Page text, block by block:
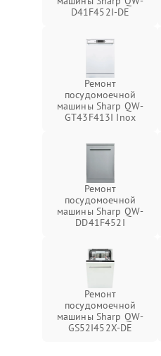
D41F452I-DE
Ремонт
посудомоечной
машины Sharp QW-
GT43F413I Inox
Ремонт
посудомоечной
машины Sharp QW-
DD41F452I
Ремонт
посудомоечной
машины Sharp QW-
GS52I452X-DE